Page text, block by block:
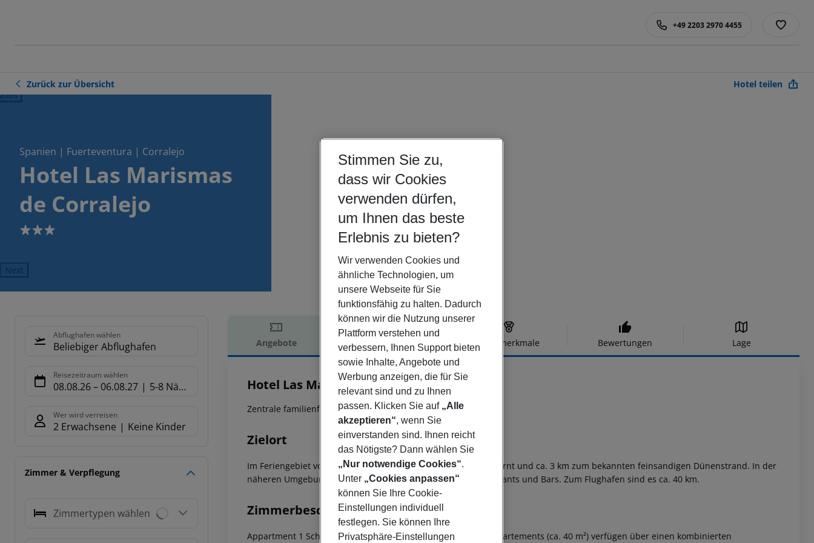
+49 2203 2970 4455
Zurück zur Übersicht Hotel teilen
Spanien | Fuerteventura | Corralejo
Hotel Las Marismas
de Corralejo
3
Next
Abflughafen wählen
Beliebiger Abflughafen
Reisezeitraum wählen
08.08.26– 06.08.27 5-8 Nächte
Wer wird verreisen
2 Erwachsene Keine Kinder
Zimmer & Verpflegung
Zimmertypen wählen
Angebote Hotelbeschreibung Hotelmerkmale Bewertungen Lage
Hotelbeschreibung
Hotel Las Marismas de Corralejo
3
Zentrale familienfreundliche Anlage.
Zielort
Im Feriengebiet von Corralejo, ca. 1 km vom Ortszentrum entfernt und ca. 3 km zum bekannten feinsandigen Dünenstrand. In der
näheren Umgebung finden Sie Einkaufsmöglichkeiten, Restaurants und Bars. Zum Flughafen sind es ca. 40 km.
Zimmerbeschreibung
Appartment 1 SchlafzimmerDie freundlich eingerichteten Appartements (ca. 40 m²) verfügen über einen kombinierten
Stimmen Sie zu,
dass wir Cookies
verwenden dürfen,
um Ihnen das beste
Erlebnis zu bieten?
Wir verwenden Cookies und
ähnliche Technologien, um
unsere Webseite für Sie
funktionsfähig zu halten. Dadurch
können wir die Nutzung unserer
Plattform verstehen und
verbessern, Ihnen Support bieten
sowie Inhalte, Angebote und
Werbung anzeigen, die für Sie
relevant sind und zu Ihnen
passen. Klicken Sie auf „Alle
akzeptieren“, wenn Sie
einverstanden sind. Ihnen reicht
das Nötigste? Dann wählen Sie
„Nur notwendige Cookies“.
Unter „Cookies anpassen“
können Sie Ihre Cookie-
Einstellungen individuell
festlegen. Sie können Ihre
Privatsphäre-Einstellungen